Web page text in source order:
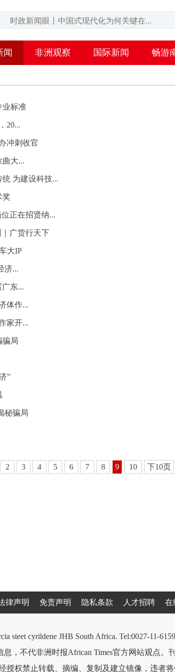
闻 非洲观察 国际新闻 畅游
业标准
20...
冲刺收官
曲大...
为建设科技...
奖
正在招贤纳...
广货行天下
大IP
济...
东...
体作...
家开...
骗局
”
秘骗局
2 3 4 5 6 7 8 9 10 下10页
律声明 免责声明 隐私条款 人才招聘 在
steet cyrildene JHB South Africa. Tel:0027-11-
息，不代非洲时报African Times官方网站观点。
授权禁止转载、摘编、复制及建立镜像，违者将